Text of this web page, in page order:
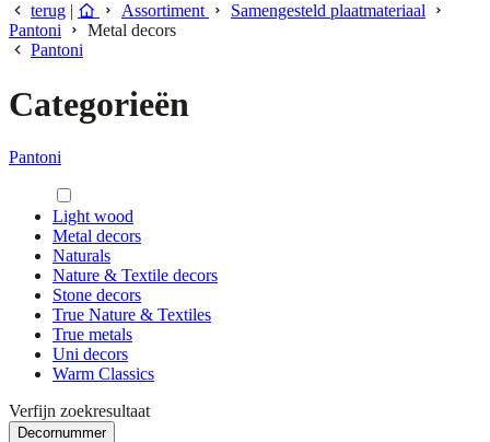
terug | Assortiment
Samengesteld plaatmateriaal
Pantoni
Metal decors
Pantoni
Categorieën
Pantoni
Light wood
Metal decors
Naturals
Nature & Textile decors
Stone decors
True Nature & Textiles
True metals
Uni decors
Warm Classics
Verfijn zoekresultaat
Decornummer